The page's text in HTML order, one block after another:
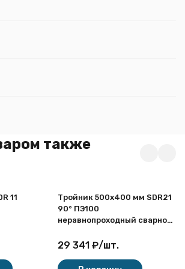
также
11
Тройник 500х400 мм SDR21
90° ПЭ100
неравнопроходный сварной
29 341 ₽/шт.